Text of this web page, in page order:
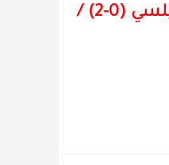
توقعات كورالوجي : فوز تشيلسي / النتيجة الصحيحة لفوز تشيلسي (0-2) /